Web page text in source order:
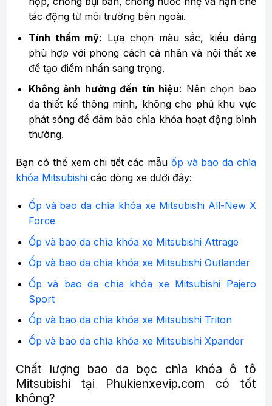
tác động từ môi trường bên ngoài.
Tính thẩm mỹ: Lựa chọn màu sắc, kiểu dáng
phù hợp với phong cách cá nhân và nội thất xe
để tạo điểm nhấn sang trọng.
Không ảnh hưởng đến tín hiệu: Nên chọn bao
da thiết kế thông minh, không che phủ khu vực
phát sóng để đảm bảo chìa khóa hoạt động bình
thường.
Bạn có thể xem chi tiết các mẫu ốp và bao da chìa
khóa Mitsubishi các dòng xe dưới đây:
Ốp và bao da chìa khóa xe Mitsubishi All-New X
Force
Ốp và bao da chìa khóa xe Mitsubishi Attrage
Ốp và bao da chìa khóa xe Mitsubishi Outlander
Ốp và bao da chìa khóa xe Mitsubishi Pajero
Sport
Ốp và bao da chìa khóa xe Mitsubishi Triton
Ốp và bao da chìa khóa xe Mitsubishi Xpander
Chất lượng bao da bọc chìa khóa ô tô
Mitsubishi tại Phukienxevip.com có tốt
không?